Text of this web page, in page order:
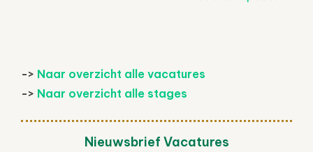
-> Naar overzicht alle vacatures
-> Naar overzicht alle stages
Nieuwsbrief Vacatures